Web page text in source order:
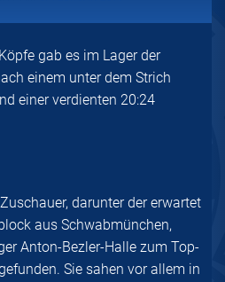
gab es im Lager der
einem unter dem Strich
einer verdienten 20:24
darunter der erwartet
aus Schwabmünchen,
Anton-Bezler-Halle zum Top-
Sie sahen vor allem in